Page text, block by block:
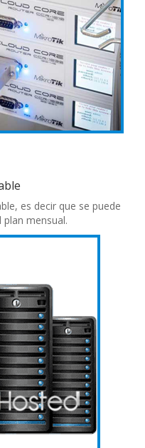
es decir que se puede
plan mensual.